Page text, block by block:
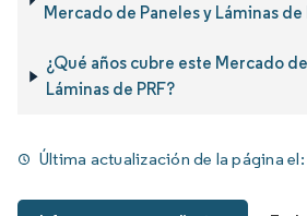
Mercado de Paneles y Láminas de
¿Qué años cubre este Mercado
Láminas de PRF?
Última actualización de la página